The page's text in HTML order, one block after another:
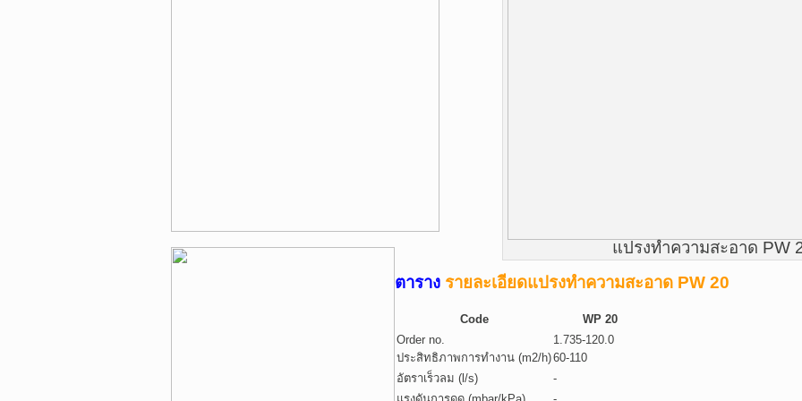
แปรงทำความสะอาด PW
ตาราง รายละเอียดแปรงทำความสะอาด PW 20
Code
WP 20
Order no.
1.735-120.0
ประสิทธิภาพการทำงาน (m2/h)60-110
อัตราเร็วลม (l/s)
-